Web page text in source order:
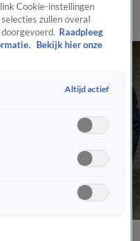
ShopUitzending
Cookie-instellingen
zullen overal
Raadpleeg
Bekijk hier onze
Altijd actief